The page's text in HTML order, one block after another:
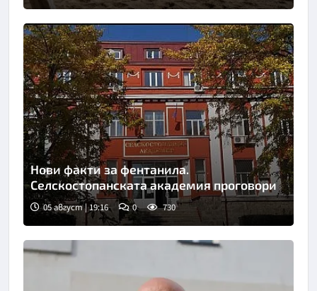
Нови факти за фентанила.
Селскостопанската академия проговори
05 август | 19:16 0 730